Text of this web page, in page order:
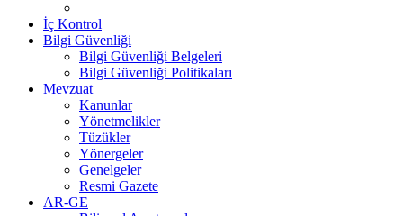
İç Kontrol
Bilgi Güvenliği
Bilgi Güvenliği Belgeleri
Bilgi Güvenliği Politikaları
Mevzuat
Kanunlar
Yönetmelikler
Tüzükler
Yönergeler
Genelgeler
Resmi Gazete
AR-GE